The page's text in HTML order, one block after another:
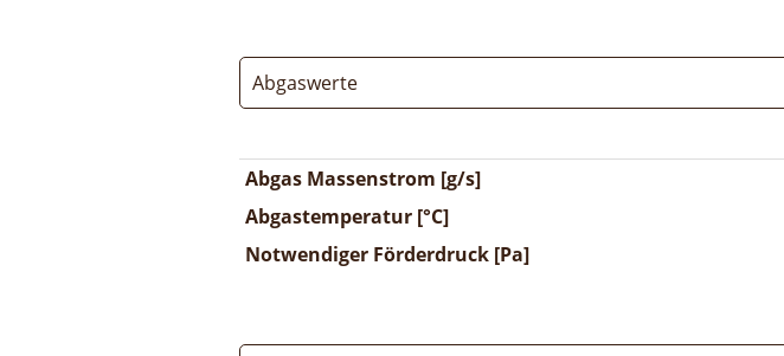
Abgaswerte
Abgas Massenstrom [g/s]
Abgastemperatur [°C]
Notwendiger Förderdruck [Pa]